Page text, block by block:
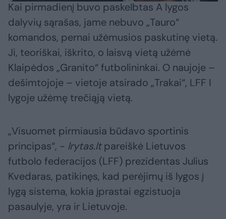
Kai pirmadienį buvo paskelbtas A lygos
dalyvių sąrašas, jame nebuvo „Tauro“
komandos, pernai užėmusios paskutinę vietą.
Ji, teoriškai, iškrito, o laisvą vietą užėmė
Klaipėdos „Granito“ futbolininkai. O naujoje –
dešimtojoje – vietoje atsirado „Trakai“, LFF I
lygoje užėmę trečiąją vietą.
„Visuomet pirmiausia būdavo sportinis
principas“, - lrytas.ltpareiškė Lietuvos
futbolo federacijos (LFF) prezidentas Julius
Kvedaras, patikinęs, kad perėjimų iš lygos į
lygą sistema, kokia įprastai egzistuoja
pasaulyje, yra ir Lietuvoje.